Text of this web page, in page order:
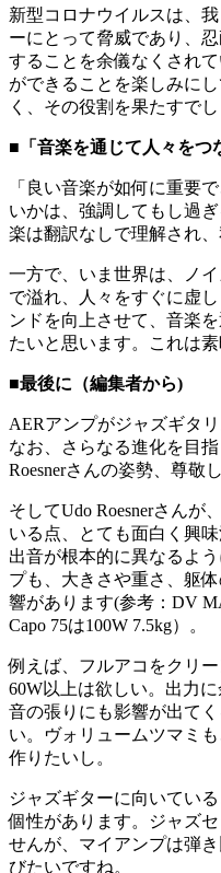
新型コロナウイルスは、
ーにとって脅威であり、
することを余儀なくされ
ができることを楽しみに
く、その役割を果たすでし
■「音楽を通じて人々をつ
「良い音楽が如何に重要
いかは、強調してもし過
楽は翻訳なしで理解され
一方で、いま世界は、ノ
で溢れ、人々をすぐに虚
ンドを向上させて、音楽
たいと思います。これは​
■最後に（編集者から)
AERアンプがジャズギタ
なお、さらなる進化を目
Roesnerさんの姿勢、尊敬
そしてUdo Roesnerさんが
いる点、とても面白く興
出音が根本的に異なるよ
プも、大きさや重さ、躯
響があります(参考：DV
Capo 75は100W 7.5kg）。
例えば、フルアコをクリ
60W以上は欲しい。出力
音の張りにも影響が出て
い。ヴォリュームツマミ
作りたいし。
ジャズギターに向いてい
個性があります。ジャズ
せんが、マイアンプは弾
びたいですね。